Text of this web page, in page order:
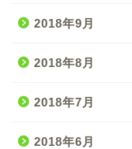
2018年9月
2018年8月
2018年7月
2018年6月